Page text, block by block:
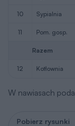
10 sypialnia
11 pom. gosp.
Razem
12 kotłownia
W nawiasach
Pobierz rysunki